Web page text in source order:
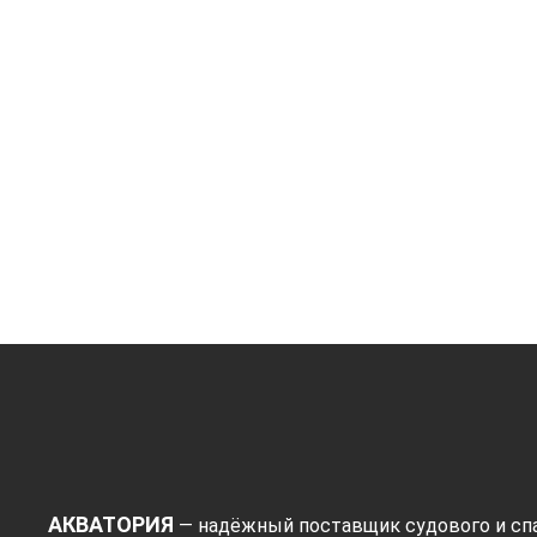
АКВАТОРИЯ — надёжный поставщик судового и